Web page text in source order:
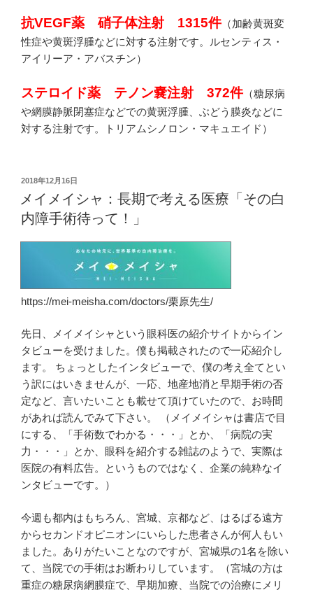
抗VEGF薬 硝子体注射 1315件 （加齢黄斑変
性症や黄斑浮腫などに対する注射です。ルセンティス・
アイリーア・アバスチン）
ステロイド薬 テノン嚢注射 372件 （糖尿病
や網膜静脈閉塞症などでの黄斑浮腫、ぶどう膜炎などに
対する注射です。トリアムシノロン・マキュエイド）
投
日:
2018年12月16日
メイメイシャ：長期で考える医療「その白
内障手術待って！」
https://mei-meisha.com/doctors/栗原先生/
先日、メイメイシャという眼科医の紹介サイトからイン
タビューを受けました。僕も掲載されたので一応紹介し
ます。 ちょっとしたインタビューで、僕の考え全てとい
う訳にはいきませんが、一応、地産地消と早期手術の否
定など、言いたいことも載せて頂けていたので、お時間
があれば読んでみて下さい。 （メイメイシャは書店で目
にする、「手術数でわかる・・・」とか、「病院の実
力・・・」とか、眼科を紹介する雑誌のようで、実際は
医院の有料広告。というものではなく、企業の純粋なイ
ンタビューです。）
今週も都内はもちろん、宮城、京都など、はるばる遠方
からセカンドオピニオンにいらした患者さんが何人もい
ました。ありがたいことなのですが、宮城県の1名を除い
て、当院での手術はお断わりしています。（宮城の方は
重症の糖尿病網膜症で、早期加療、当院での治療にメリ